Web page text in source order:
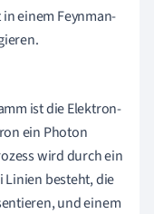
in einem Feynman-
ist die Elektron-
ein Photon
wird durch ein
Linien besteht, die
und einem